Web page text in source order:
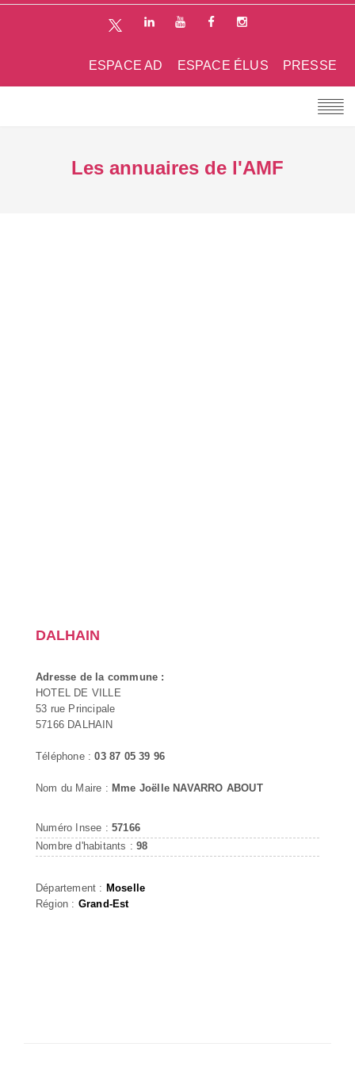
PRESSE
ESPACE ÉLUS
ESPACE AD
Les annuaires de l'AMF
DALHAIN
Adresse de la commune :
HOTEL DE VILLE
53 rue Principale
57166 DALHAIN
Téléphone :03 87 05 39 96
Nom du Maire : Mme Joëlle NAVARRO ABOUT
Numéro Insee : 57166
Nombre d'habitants :98
Département : Moselle
Région : Grand-Est